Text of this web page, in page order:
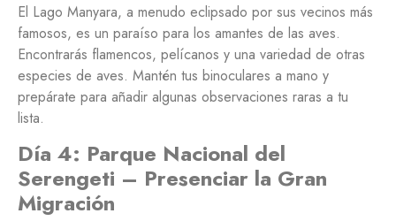
El Lago Manyara, a menudo eclipsado por sus vecinos más
famosos, es un paraíso para los amantes de las aves.
Encontrarás flamencos, pelícanos y una variedad de otras
especies de aves. Mantén tus binoculares a mano y
prepárate para añadir algunas observaciones raras a tu
lista.
Día 4: Parque Nacional del
Serengeti – Presenciar la Gran
Migración